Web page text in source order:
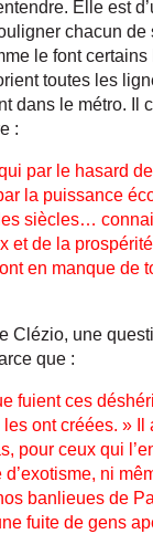
Elle est
chacun de
le font certains
toutes les
dans le métro. Il
:
par le hasard
la puissance
siècles…
et de la
en manque de
Clézio, une
que :
fuient ces
ont créées. » Il
pour ceux qui
ni
banlieues de
fuite de gens